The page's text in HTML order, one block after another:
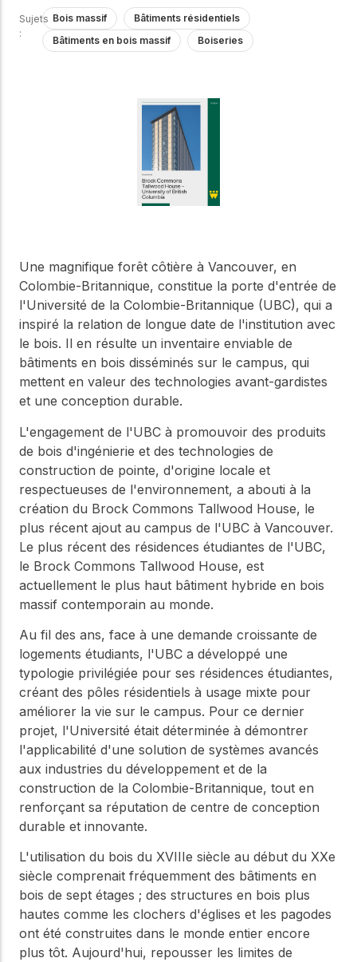
construction en bois.
Outils de
certifiés pour vous
aider à concevoir des
structures en bois
efficaces et durables
en toute confiance et
Développez votre
expertise grâce à des
cours en ligne, des
ateliers et des
formations sur la
construction en bois,
les normes et les
meilleures pratiques.
Réseau
d'innovation
dans le domaine
du bois
Connectez-vous avec
des professionnels et
explorez des idées de
pointe qui stimulent
l'innovation dans la
construction en bois et
la durabilité.
Faites connaissance
avec les dirigeants qui
organisation.
Carrières
Explorez les offres
d'emploi actuelles et les
équipe multidisciplinaire.
Boiseries
Explorez le programme
WoodWorks et
connectez-vous pour
obtenir du support
technique, des conseils
des ressources pratiques
Sujets
:
Bois massif
Bâtiments résidentiels
Bâtiments en bois massif
Boiseries
Une magnifique forêt côtière à Vancouver, en
Colombie-Britannique, constitue la porte d'entrée de
l'Université de la Colombie-Britannique (UBC), qui a
inspiré la relation de longue date de l'institution avec
le bois. Il en résulte un inventaire enviable de
bâtiments en bois disséminés sur le campus, qui
mettent en valeur des technologies avant-gardistes
et une conception durable.
L'engagement de l'UBC à promouvoir des produits
de bois d'ingénierie et des technologies de
construction de pointe, d'origine locale et
respectueuses de l'environnement, a abouti à la
création du Brock Commons Tallwood House, le
plus récent ajout au campus de l'UBC à Vancouver.
Le plus récent des résidences étudiantes de l'UBC,
le Brock Commons Tallwood House, est
actuellement le plus haut bâtiment hybride en bois
massif contemporain au monde.
Au fil des ans, face à une demande croissante de
logements étudiants, l'UBC a développé une
typologie privilégiée pour ses résidences étudiantes,
créant des pôles résidentiels à usage mixte pour
améliorer la vie sur le campus. Pour ce dernier
projet, l'Université était déterminée à démontrer
l'applicabilité d'une solution de systèmes avancés
aux industries du développement et de la
construction de la Colombie-Britannique, tout en
renforçant sa réputation de centre de conception
durable et innovante.
L'utilisation du bois du XVIIIe siècle au début du XXe
siècle comprenait fréquemment des bâtiments en
bois de sept étages ; des structures en bois plus
hautes comme les clochers d'églises et les pagodes
ont été construites dans le monde entier encore
plus tôt. Aujourd'hui, repousser les limites de